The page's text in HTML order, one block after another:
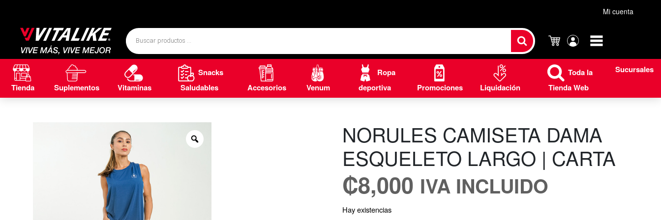
Mi cuenta
Carrito
cuenta
Tienda Suplementos Vitaminas
Snacks
Saludables
Accesorios Venum
Ropa
deportiva
Promociones Liquidación
Toda la
Tienda Web
Sucursales
NORULES CAMISETA DAMA
ESQUELETO LARGO | CARTA
₡8,000 IVA INCLUIDO
Hay existencias